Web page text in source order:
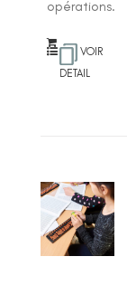
opérations.
VOIR
DETAIL